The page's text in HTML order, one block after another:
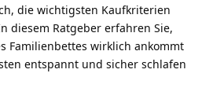
die wichtigsten Kaufkriterien
diesem Ratgeber erfahren Sie,
Familienbettes wirklich ankommt
entspannt und sicher schlafen